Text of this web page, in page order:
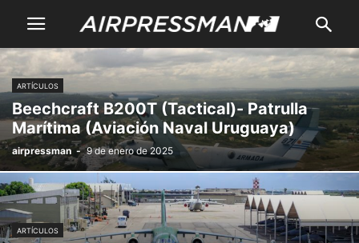
ARTÍCULOS
Beechcraft B200T (Tactical)- Patrulla
Marítima (Aviación Naval Uruguaya)
airpressman - 9 de enero de 2025
ARTÍCULOS